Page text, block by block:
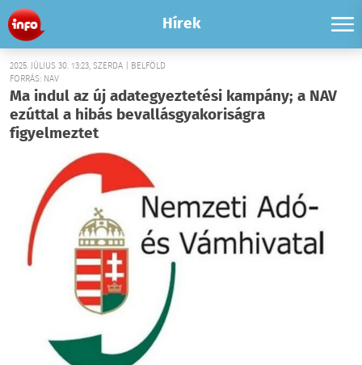
Hírek
2025. JÚLIUS 30. 13:23, SZERDA | BELFÖLD
FORRÁS: NAV
Ma indul az új adategyeztetési kampány; a NAV
ezúttal a hibás bevallásgyakoriságra
figyelmeztet